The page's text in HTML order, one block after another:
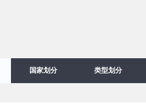
国家划分 类型划分